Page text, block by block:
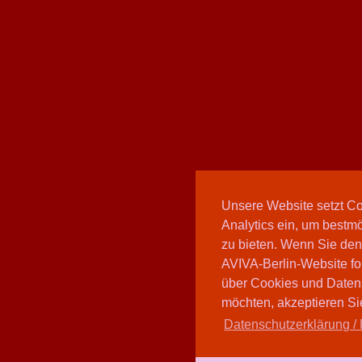
Unsere Website setzt
Analytics ein, um
zu bieten. Wenn Sie
AVIVA-Berlin-Website
über Cookies und
möchten, akzeptieren
Datenschutzerklärung /